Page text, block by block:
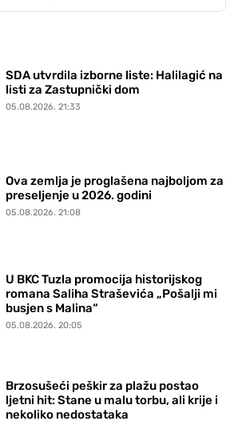
SDA utvrdila izborne liste: Halilagić na
listi za Zastupnički dom
05.08.2026. 21:33
Ova zemlja je proglašena najboljom za
preseljenje u 2026. godini
05.08.2026. 21:08
U BKC Tuzla promocija historijskog
romana Saliha Straševića „Pošalji mi
busjen s Malina“
05.08.2026. 20:05
Brzosušeći peškir za plažu postao
ljetni hit: Stane u malu torbu, ali krije i
nekoliko nedostataka